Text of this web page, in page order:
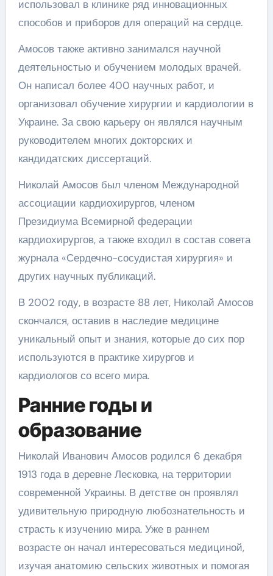
использовал в клинике ряд инновационных
способов и приборов для операций на сердце.
Амосов также активно занимался научной
деятельностью и обучением молодых врачей.
Он написал более 400 научных работ, и
организовал обучение хирургии и кардиологии в
Украине. За свою карьеру он являлся научным
руководителем многих докторских и
кандидатских диссертаций.
Николай Амосов был членом Международной
ассоциации кардиохирургов, членом
Президиума Всемирной федерации
кардиохирургов, а также входил в состав совета
журнала «Сердечно-сосудистая хирургия» и
других научных публикаций.
В 2002 году, в возрасте 88 лет, Николай Амосов
скончался, оставив в наследие медицине
уникальный опыт и знания, которые до сих пор
используются в практике хирургов и
кардиологов со всего мира.
Ранние годы и
образование
Николай Иванович Амосов родился 6 декабря
1913 года в деревне Лесковка, на территории
современной Украины. В детстве он проявлял
удивительную природную любознательность и
страсть к изучению мира. Уже в раннем
возрасте он начал интересоваться медициной,
изучая анатомию сельских животных и помогая